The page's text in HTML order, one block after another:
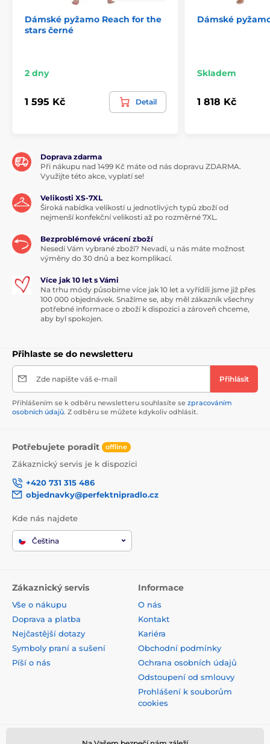
Dámské pyžamo Reach for the
stars černé
2 dny
1 595 Kč Detail
Dámské
Skladem
1 818 Kč
Doprava zdarma
Při nákupu nad 1499 Kč máte od nás dopravu ZDARMA.
Využijte této akce, vyplatí se!
Velikosti XS-7XL
Široká nabídka velikostí u jednotlivých typů zboží od
nejmenší konfekční velikosti až po rozměrné 7XL.
Bezproblémové vrácení zboží
Nesedí Vám vybrané zboží? Nevadí, u nás máte možnost
výměny do 30 dnů a bez komplikací.
Více jak 10 let s Vámi
Na trhu módy působíme více jak 10 let a vyřídili jsme již přes
100 000 objednávek. Snažíme se, aby měl zákazník všechny
potřebné informace o zboží k dispozici a zároveň chceme,
aby byl spokojen.
Přihlaste se do newsletteru
Zde napište váš e-mail Přihlásit
Přihlášením se k odběru newsletteru souhlasíte se zpracováním
osobních údajů. Z odběru se můžete kdykoliv odhlásit.
Potřebujete poradit offline
Zákaznický servis je k dispozici
+420 731 315 486
objednavky@perfektnipradlo.cz
Kde nás najdete
Čeština
Zákaznický servis
Vše o nákupu
Doprava a platba
Nejčastější dotazy
Symboly praní a sušení
Píší o nás
Informace
O nás
Kontakt
Kariéra
Obchodní podmínky
Ochrana osobních údajů
Odstoupení od smlouvy
Prohlášení k souborům
cookies